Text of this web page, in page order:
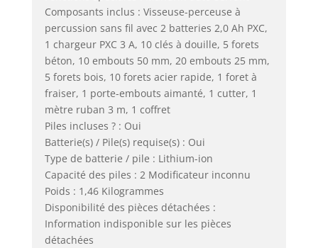
Composants inclus : Visseuse-perceuse à
percussion sans fil avec 2 batteries 2,0 Ah PXC,
1 chargeur PXC 3 A, 10 clés à douille, 5 forets
béton, 10 embouts 50 mm, 20 embouts 25 mm,
5 forets bois, 10 forets acier rapide, 1 foret à
fraiser, 1 porte-embouts aimanté, 1 cutter, 1
mètre ruban 3 m, 1 coffret
Piles incluses ? : Oui
Batterie(s) / Pile(s) requise(s) : Oui
Type de batterie / pile : Lithium-ion
Capacité des piles : 2 Modificateur inconnu
Poids : 1,46 Kilogrammes
Disponibilité des pièces détachées :
Information indisponible sur les pièces
détachées